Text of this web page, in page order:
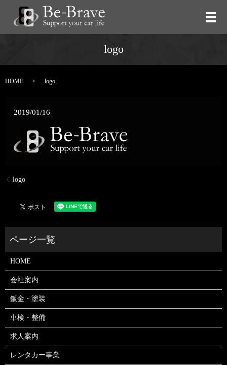
メ
logo
HOME logo
2019/01/16
logo
HOME
会社案内
鈑金・塗装
車検・整備
求人案内
レンタカー事業